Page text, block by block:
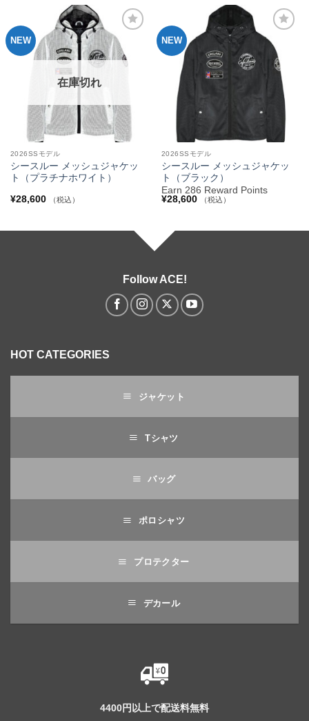
NEW
りへ
追加
在庫切れ
2026SSモデル
シースルー メッシュジャケッ
ト（プラチナホワイト）
¥28,600 （税込）
NEW
に入
りへ
追加
2026SSモデル
シースルー メッシュジャケッ
ト（ブラック）
Earn 286 Reward Points
¥28,600 （税込）
Follow ACE!
HOT CATEGORIES
ジャケット
Tシャツ
バッグ
ポロシャツ
プロテクター
デカール
4400円以上で配送料無料